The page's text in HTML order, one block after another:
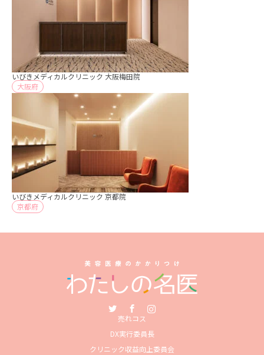
いびきメディカルクリニック 大阪梅田院
大阪府
いびきメディカルクリニック 京都院
京都府
売れコス
DX実行委員長
クリニック収益向上委員会